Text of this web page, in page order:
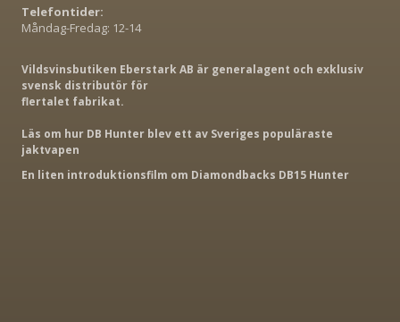
Telefontider:
Måndag-Fredag: 12-14
Vildsvinsbutiken Eberstark AB är generalagent och exklusiv
svensk distributör för
flertalet fabrikat.
Läs om hur DB Hunter blev ett av Sveriges populäraste
jaktvapen
En liten introduktionsfilm om Diamondbacks DB15 Hunter